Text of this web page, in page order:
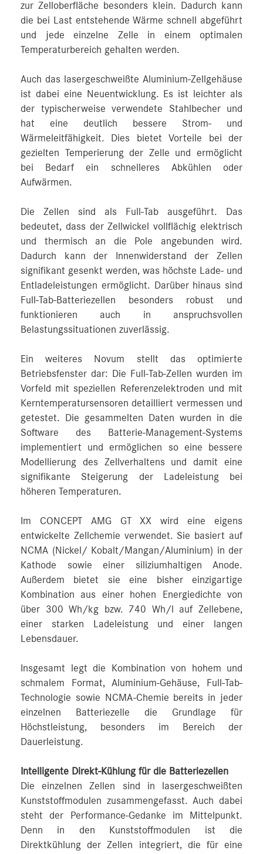
zur Zelloberfläche besonders klein. Dadurch kann
die bei Last entstehende Wärme schnell abgeführt
und jede einzelne Zelle in einem optimalen
Temperaturbereich gehalten werden.
Auch das lasergeschweißte Aluminium-Zellgehäuse
ist dabei eine Neuentwicklung. Es ist leichter als
der typischerweise verwendete Stahlbecher und
hat eine deutlich bessere Strom- und
Wärmeleitfähigkeit. Dies bietet Vorteile bei der
gezielten Temperierung der Zelle und ermöglicht
bei Bedarf ein schnelleres Abkühlen oder
Aufwärmen.
Die Zellen sind als Full-Tab ausgeführt. Das
bedeutet, dass der Zellwickel vollflächig elektrisch
und thermisch an die Pole angebunden wird.
Dadurch kann der Innenwiderstand der Zellen
signifikant gesenkt werden, was höchste Lade- und
Entladeleistungen ermöglicht. Darüber hinaus sind
Full-Tab-Batteriezellen besonders robust und
funktionieren auch in anspruchsvollen
Belastungssituationen zuverlässig.
Ein weiteres Novum stellt das optimierte
Betriebsfenster dar: Die Full-Tab-Zellen wurden im
Vorfeld mit speziellen Referenzelektroden und mit
Kerntemperatursensoren detailliert vermessen und
getestet. Die gesammelten Daten wurden in die
Software des Batterie-Management-Systems
implementiert und ermöglichen so eine bessere
Modellierung des Zellverhaltens und damit eine
signifikante Steigerung der Ladeleistung bei
höheren Temperaturen.
Im CONCEPT AMG GT XX wird eine eigens
entwickelte Zellchemie verwendet. Sie basiert auf
NCMA (Nickel/ Kobalt/Mangan/Aluminium) in der
Kathode sowie einer siliziumhaltigen Anode.
Außerdem bietet sie eine bisher einzigartige
Kombination aus einer hohen Energiedichte von
über 300 Wh/kg bzw. 740 Wh/l auf Zellebene,
einer starken Ladeleistung und einer langen
Lebensdauer.
Insgesamt legt die Kombination von hohem und
schmalem Format, Aluminium-Gehäuse, Full-Tab-
Technologie sowie NCMA-Chemie bereits in jeder
einzelnen Batteriezelle die Grundlage für
Höchstleistung, besonders im Bereich der
Dauerleistung.
Intelligente Direkt-Kühlung für die Batteriezellen
Die einzelnen Zellen sind in lasergeschweißten
Kunststoffmodulen zusammengefasst. Auch dabei
steht der Performance-Gedanke im Mittelpunkt.
Denn in den Kunststoffmodulen ist die
Direktkühlung der Zellen integriert, die für eine